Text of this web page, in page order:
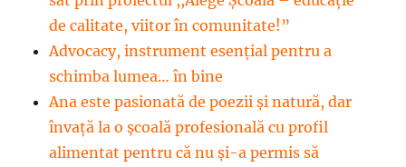
de calitate, viitor în comunitate!”
Advocacy, instrument esenţial pentru a
schimba lumea… în bine
Ana este pasionată de poezii și natură, dar
învață la o școală profesională cu profil
alimentat pentru că nu și-a permis să